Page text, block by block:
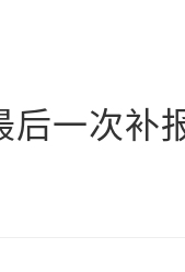
后一次补